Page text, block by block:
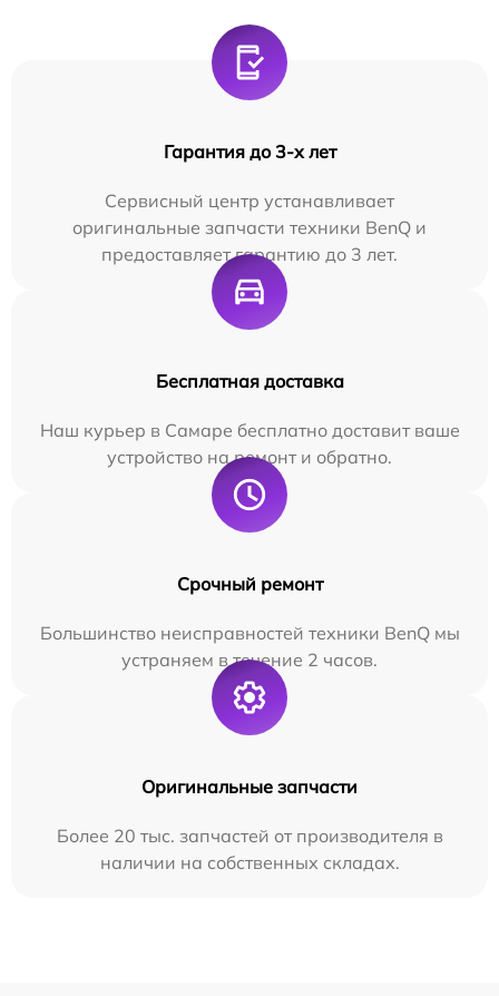
Гарантия до 3-х лет
Сервисный центр устанавливает
оригинальные запчасти техники BenQ и
предоставляет гарантию до 3 лет.
Бесплатная доставка
Наш курьер в Самаре бесплатно доставит ваше
устройство на ремонт и обратно.
Срочный ремонт
Большинство неисправностей техники BenQ мы
устраняем в течение 2 часов.
Оригинальные запчасти
Более 20 тыс. запчастей от производителя в
наличии на собственных складах.